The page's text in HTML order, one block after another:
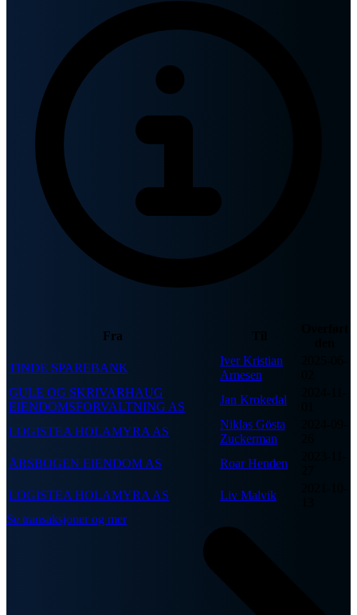
Fra
TINDE SPAREBANK
Iver Kristian
Arnesen
GULE OG SKRIVARHAUG
EIENDOMSFORVALTNING AS
Jan Krokedal
LOGISTEA HOLAMYRA AS
Niklas Gösta
Zuckerman
ÅRSBOGEN EIENDOM AS
Roar Henden
LOGISTEA HOLAMYRA AS
Liv Malvik
Se transaksjoner og mer